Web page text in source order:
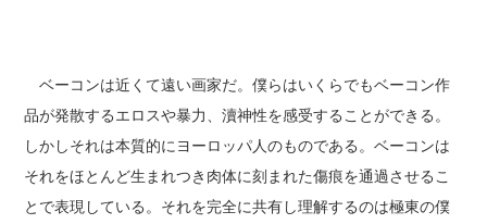
ベーコンは近くて遠い画家だ。僕らはいくらでもベーコン作
品が発散するエロスや暴力、瀆神性を感受することができる。
しかしそれは本質的にヨーロッパ人のものである。ベーコンは
それをほとんど生まれつき肉体に刻まれた傷痕を通過させるこ
とで表現している。それを完全に共有し理解するのは極東の僕